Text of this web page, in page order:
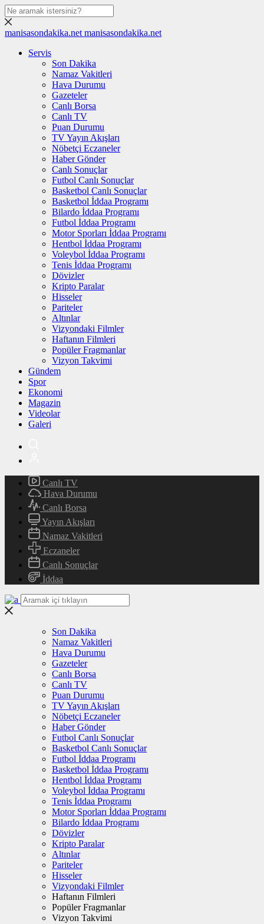
manisasondakika.net manisasondakika.net
Servis
Son Dakika
Namaz Vakitleri
Hava Durumu
Gazeteler
Canlı Borsa
Canlı TV
Puan Durumu
TV Yayın Akışları
Nöbetçi Eczaneler
Haber Gönder
Canlı Sonuçlar
Futbol Canlı Sonuçlar
Basketbol Canlı Sonuçlar
Basketbol İddaa Programı
Bilardo İddaa Programı
Futbol İddaa Programı
Motor Sporları İddaa Programı
Hentbol İddaa Programı
Voleybol İddaa Programı
Tenis İddaa Programı
Dövizler
Kripto Paralar
Hisseler
Pariteler
Altınlar
Vizyondaki Filmler
Haftanın Filmleri
Popüler Fragmanlar
Vizyon Takvimi
Gündem
Spor
Ekonomi
Magazin
Videolar
Galeri
Canlı TV
Hava Durumu
Canlı Borsa
Yayın Akışları
Namaz Vakitleri
Eczaneler
Canlı Sonuçlar
İddaa
Son Dakika
Namaz Vakitleri
Hava Durumu
Gazeteler
Canlı Borsa
Canlı TV
Puan Durumu
TV Yayın Akışları
Nöbetçi Eczaneler
Haber Gönder
Futbol Canlı Sonuçlar
Basketbol Canlı Sonuçlar
Futbol İddaa Programı
Basketbol İddaa Programı
Hentbol İddaa Programı
Voleybol İddaa Programı
Tenis İddaa Programı
Motor Sporları İddaa Programı
Bilardo İddaa Programı
Dövizler
Kripto Paralar
Altınlar
Pariteler
Hisseler
Vizyondaki Filmler
Haftanın Filmleri
Popüler Fragmanlar
Vizyon Takvimi